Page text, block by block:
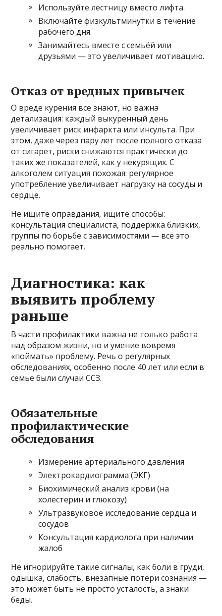
Используйте лестницу вместо лифта.
Включайте физкультминутки в течение
рабочего дня.
Занимайтесь вместе с семьёй или
друзьями — это увеличивает мотивацию.
Отказ от вредных привычек
О вреде курения все знают, но важна
детализация: каждый выкуренный день
увеличивает риск инфаркта или инсульта. При
этом, даже через пару лет после полного отказа
от сигарет, риски снижаются практически до
таких же показателей, как у некурящих. С
алкоголем ситуация похожая: регулярное
употребление увеличивает нагрузку на сосуды и
сердце.
Не ищите оправдания, ищите способы:
консультация специалиста, поддержка близких,
группы по борьбе с зависимостями — всё это
реально помогает.
Диагностика: как
выявить проблему
раньше
В части профилактики важна не только работа
над образом жизни, но и умение вовремя
«поймать» проблему. Речь о регулярных
обследованиях, особенно после 40 лет или если в
семье были случаи ССЗ.
Обязательные
профилактические
обследования
Измерение артериального давления
Электрокардиограмма (ЭКГ)
Биохимический анализ крови (на
холестерин и глюкозу)
Ультразвуковое исследование сердца и
сосудов
Консультация кардиолога при наличии
жалоб
Не игнорируйте такие сигналы, как боли в груди,
одышка, слабость, внезапные потери сознания —
это может быть не просто усталость, а знаки
беды.